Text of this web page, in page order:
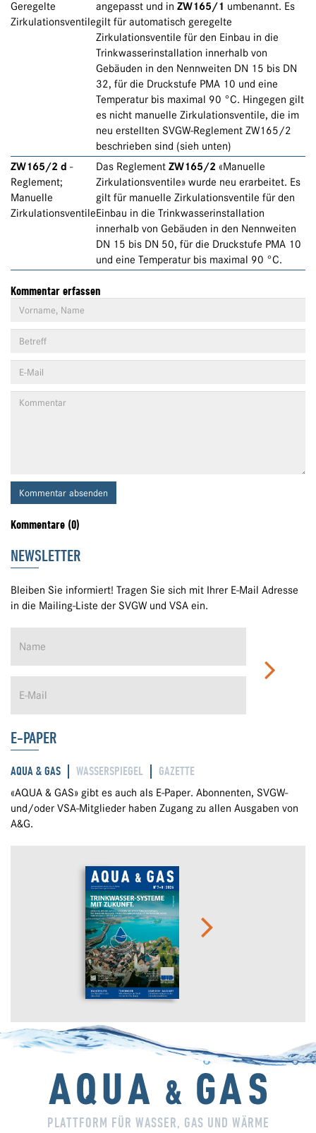
Geregelte
Zirkulationsventile
angepasst und in ZW165/1 umbenannt. Es
gilt für automatisch geregelte
Zirkulationsventile für den Einbau in die
Trinkwasserinstallation innerhalb von
Gebäuden in den Nennweiten DN 15 bis DN
32, für die Druckstufe PMA 10 und eine
Temperatur bis maximal 90 °C. Hingegen gilt
es nicht manuelle Zirkulationsventile, die im
neu erstellten SVGW-Reglement ZW165/2
beschrieben sind (sieh unten)
ZW165/2 d -
Reglement;
Manuelle
Zirkulationsventile
Das Reglement ZW165/2 «Manuelle
Zirkulationsventile» wurde neu erarbeitet. Es
gilt für manuelle Zirkulationsventile für den
Einbau in die Trinkwasserinstallation
innerhalb von Gebäuden in den Nennweiten
DN 15 bis DN 50, für die Druckstufe PMA 10
und eine Temperatur bis maximal 90 °C.
Kommentar erfassen
Kommentar absenden
Kommentare (0)
NEWSLETTER
Bleiben Sie informiert! Tragen Sie sich mit Ihrer E-Mail Adresse
in die Mailing-Liste der SVGW und VSA ein.
E-PAPER
AQUA & GAS WASSERSPIEGEL GAZETTE
«AQUA & GAS» gibt es auch als E-Paper. Abonnenten, SVGW-
und/oder VSA-Mitglieder haben Zugang zu allen Ausgaben von
A&G.
PLATTFORM FÜR WASSER, GAS UND WÄRME